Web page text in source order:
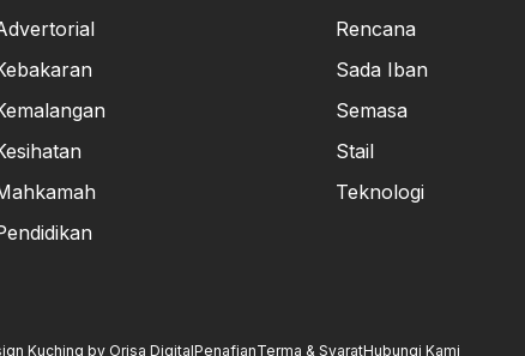
Rencana
Sada Iban
Semasa
Stail
Teknologi
Kuching by Orisa DigitalPenafianTerma & SyaratHubungi Kami